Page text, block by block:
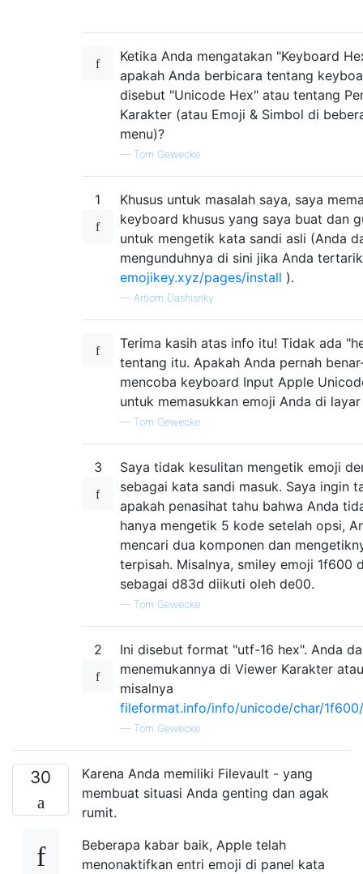
Ketika Anda mengatakan "Keyboard
apakah Anda berbicara tentang
disebut "Unicode Hex" atau tentang
Karakter (atau Emoji & Simbol di
menu)?
— Tom Gewecke
1
Khusus untuk masalah saya, saya
keyboard khusus yang saya buat dan
untuk mengetik kata sandi asli (Anda
mengunduhnya di sini jika Anda tertarik
emojikey.xyz/pages/install ).
— Artiom Dashisnky
Terima kasih atas info itu! Tidak ada
tentang itu. Apakah Anda pernah
mencoba keyboard Input Apple
untuk memasukkan emoji Anda di
— Tom Gewecke
3
Saya tidak kesulitan mengetik emoji
sebagai kata sandi masuk. Saya ingin
apakah penasihat tahu bahwa Anda
hanya mengetik 5 kode setelah opsi,
mencari dua komponen dan
terpisah. Misalnya, smiley emoji 1f600
sebagai d83d diikuti oleh de00.
— Tom Gewecke
2
Ini disebut format "utf-16 hex". Anda
menemukannya di Viewer Karakter
misalnya
fileformat.info/info/unicode/char/
— Tom Gewecke
30
Karena Anda memiliki Filevault - yang
membuat situasi Anda genting dan agak
rumit.
Beberapa kabar baik, Apple telah
menonaktifkan entri emoji di panel kata